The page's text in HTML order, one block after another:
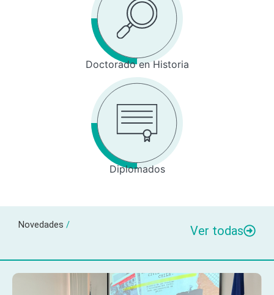
Doctorado en Historia
Diplomados
Novedades / Ver todas